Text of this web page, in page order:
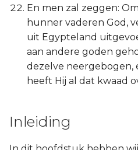
En men zal zeggen:
hunner vaderen God,
uit Egypteland
aan andere goden
dezelve neergebogen,
heeft Hij al dat kwaad
Inleiding